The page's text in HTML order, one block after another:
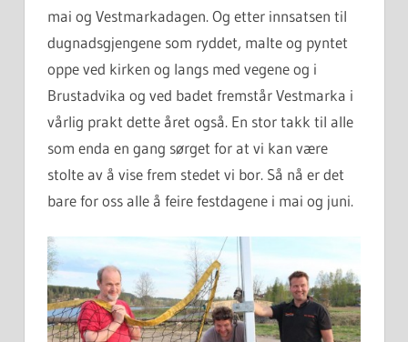
mai og Vestmarkadagen. Og etter innsatsen til
dugnadsgjengene som ryddet, malte og pyntet
oppe ved kirken og langs med vegene og i
Brustadvika og ved badet fremstår Vestmarka i
vårlig prakt dette året også. En stor takk til alle
som enda en gang sørget for at vi kan være
stolte av å vise frem stedet vi bor. Så nå er det
bare for oss alle å feire festdagene i mai og juni.